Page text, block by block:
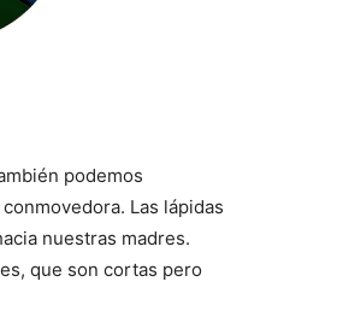
podemos
Las lápidas
nuestras madres.
que son cortas pero